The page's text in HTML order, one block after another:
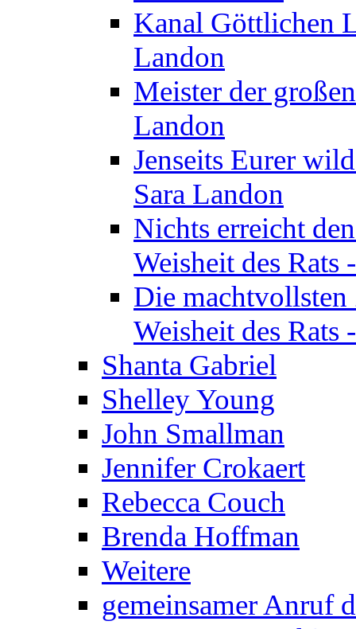
Kanal Göttlichen
Landon
Meister der
Landon
Jenseits Eurer
Sara Landon
Nichts erreicht
Weisheit des Rats
Die machtvollsten
Weisheit des Rats
Shanta Gabriel
Shelley Young
John Smallman
Jennifer Crokaert
Rebecca Couch
Brenda Hoffman
Weitere
gemeinsamer Anruf